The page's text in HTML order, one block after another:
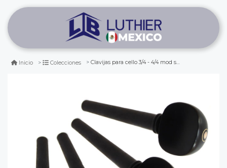
Inicio Colecciones Clavijas para cello 3/4 - 4/4 mod swiss tipo i